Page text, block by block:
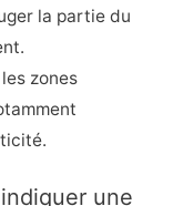
la partie du
zones
une